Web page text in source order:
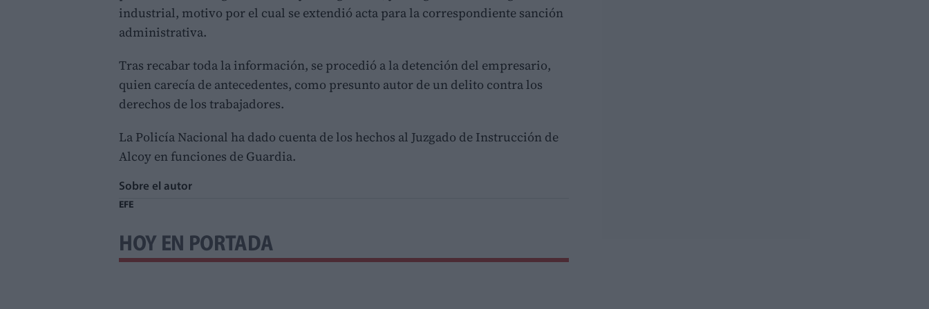
industrial, motivo por el cual se extendió acta para la correspondiente sanción
administrativa.
Tras recabar toda la información, se procedió a la detención del empresario,
quien carecía de antecedentes, como presunto autor de un delito contra los
derechos de los trabajadores.
La Policía Nacional ha dado cuenta de los hechos al Juzgado de Instrucción de
Alcoy en funciones de Guardia.
Sobre el autor
EFE
HOY EN PORTADA